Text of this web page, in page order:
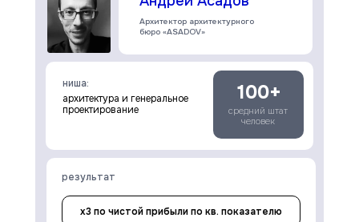
средний штат
человек
100+
ниша:
архитектура и генеральное
проектирование
Архитектор архитектурного
бюро «ASADOV»
результат
х3 по чистой прибыли по кв. показателю